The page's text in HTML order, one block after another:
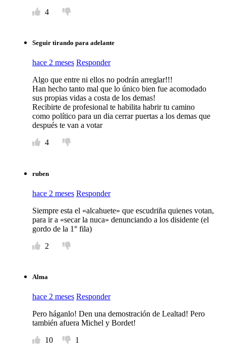
4
Seguir tirando para adelante
hace 2 meses Responder
Algo que entre ni ellos no podrán arreglar!!!
Han hecho tanto mal que lo único bien fue acomodado
sus propias vidas a costa de los demas!
Recibirte de profesional te habilita habrir tu camino
como político para un dia cerrar puertas a los demas que
después te van a votar
4
ruben
hace 2 meses Responder
Siempre esta el «alcahuete» que escudriña quienes votan,
para ir a «secar la nuca» denunciando a los disidente (el
gordo de la 1° fila)
2
Alma
hace 2 meses Responder
Pero háganlo! Den una demostración de Lealtad! Pero
también afuera Michel y Bordet!
10
1